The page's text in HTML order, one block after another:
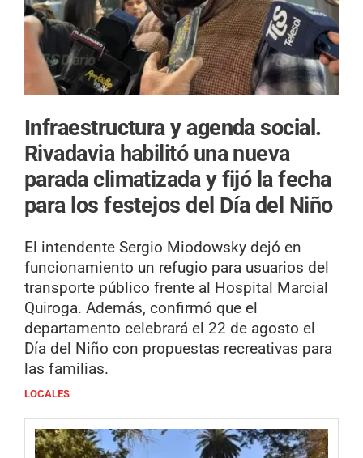
Infraestructura y agenda social.
Rivadavia habilitó una nueva
parada climatizada y fijó la fecha
para los festejos del Día del Niño
El intendente Sergio Miodowsky dejó en
funcionamiento un refugio para usuarios del
transporte público frente al Hospital Marcial
Quiroga. Además, confirmó que el
departamento celebrará el 22 de agosto el
Día del Niño con propuestas recreativas para
las familias.
LOCALES